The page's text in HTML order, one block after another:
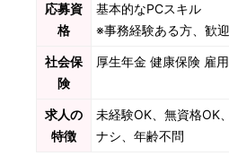
応募資
格
基本的なPCスキル
※事務経験ある方、歓
社会保
険
厚生年金 健康保険 雇
求人の
特徴
未経験OK、無資格OK
ナシ、年齢不問